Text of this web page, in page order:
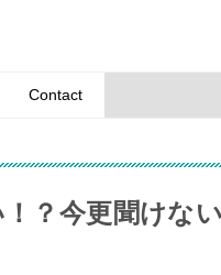
Contact
？今更聞けな